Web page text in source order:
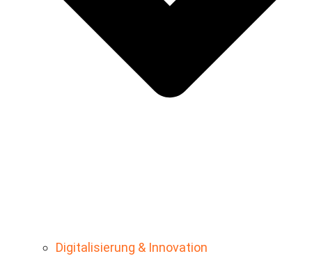
Digitalisierung & Innovation